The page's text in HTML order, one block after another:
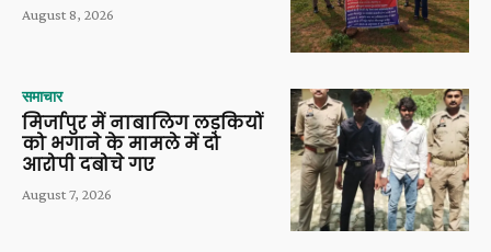
August 8, 2026
समाचार
मिर्जापुर में नाबालिग लड़कियों
को भगाने के मामले में दो
आरोपी दबोचे गए
August 7, 2026